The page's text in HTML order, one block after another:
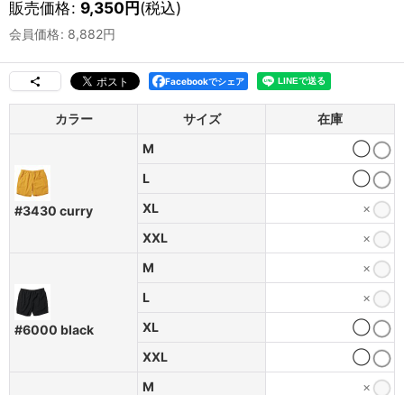
販売価格: 9,350円(税込)
会員価格: 8,882円
Facebookでシェア
カラー サイズ 在庫
#3430 curry
M
◯
L
◯
XL
×
XXL
×
#6000 black
M
×
L
×
XL
◯
XXL
◯
M
×